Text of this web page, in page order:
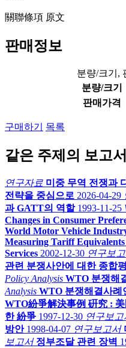
關聯條項 原文
판매정보
분량/크기,
분량/크기
판매가격
구매하기 목록
같은 주제의 보고서
연구자료 미중 무역 전쟁과
전략을 중심으로 2026-04-29
과 GATT의 역할 1993-11-25
Changes in Consumer
World Motor Vehicle
Measuring Tariff
Services 2002-12-30 연구보
관련 분쟁사안에 대한 종합
Policy Analysis WTO 분쟁해
Analysis WTO 분쟁해결사례
WTO紛爭解決事例 硏究 :
한 紛爭 1997-12-30 연구보고
방안 1998-04-07 연구보고서
보고서 정부조달 관련 장벽